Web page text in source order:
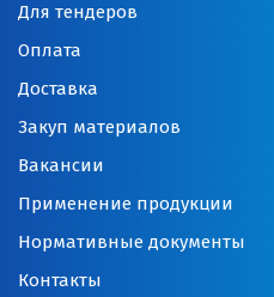
Для тендеров
Оплата
Доставка
Закуп материалов
Вакансии
Применение продукции
Нормативные документы
Контакты